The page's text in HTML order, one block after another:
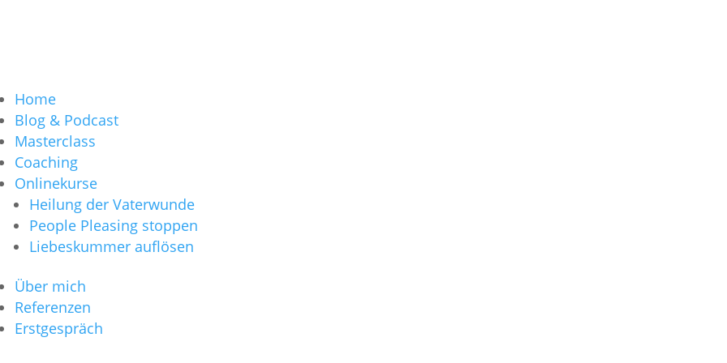
Home
Blog & Podcast
Masterclass
Coaching
Onlinekurse
Heilung der Vaterwunde
People Pleasing stoppen
Liebeskummer auflösen
Über mich
Referenzen
Erstgespräch